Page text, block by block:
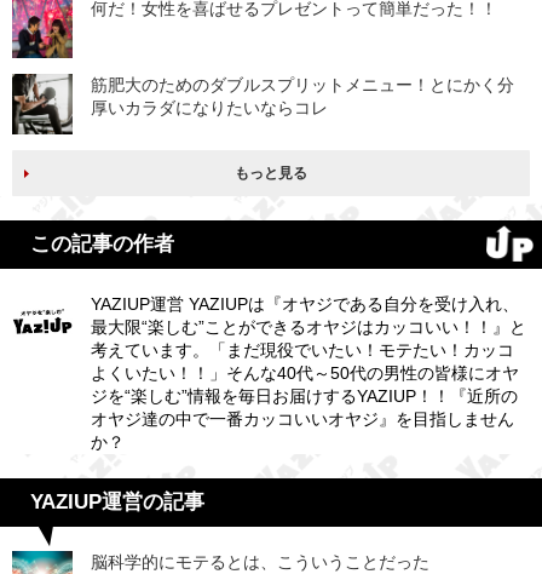
何だ！女性を喜ばせるプレゼントって簡単だった！！
筋肥大のためのダブルスプリットメニュー！とにかく分
厚いカラダになりたいならコレ
もっと見る
この記事の作者
YAZIUP運営 YAZIUPは『オヤジである自分を受け入れ、
最大限“楽しむ”ことができるオヤジはカッコいい！！』と
考えています。「まだ現役でいたい！モテたい！カッコ
よくいたい！！」そんな40代～50代の男性の皆様にオヤ
ジを“楽しむ”情報を毎日お届けするYAZIUP！！『近所の
オヤジ達の中で一番カッコいいオヤジ』を目指しません
か？
YAZIUP運営の記事
脳科学的にモテるとは、こういうことだった